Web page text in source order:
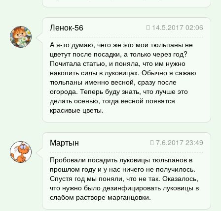
Ленок-56
14.5.2017 02:06
А я-то думаю, чего же это мои тюльпаны не
цветут после посадки, а только через год?
Почитала статью, и поняла, что им нужно
накопить силы в луковицах. Обычно я сажаю
тюльпаны именно весной, сразу после
огорода. Теперь буду знать, что лучше это
делать осенью, тогда весной появятся
красивые цветы.
Мартын
7.6.2017 23:49
Пробовали посадить луковицы тюльпанов в
прошлом году и у нас ничего не получилось.
Спустя год мы поняли, что не так. Оказалось,
что нужно было дезинфицировать луковицы в
слабом растворе марганцовки.